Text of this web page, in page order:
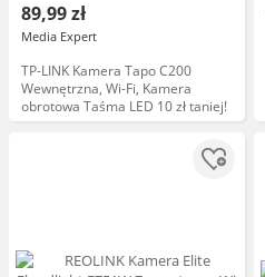
89,99 zł
Media Expert
TP-LINK Kamera Tapo C200
Wewnętrzna, Wi-Fi, Kamera
obrotowa Taśma LED 10 zł taniej!